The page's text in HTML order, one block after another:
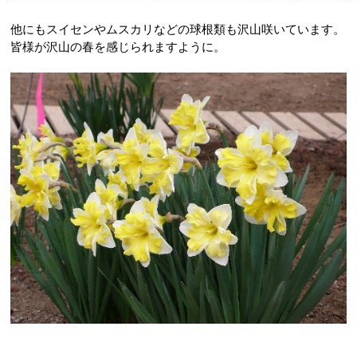
他にもスイセンやムスカリなどの球根類も沢山咲いています。
皆様が沢山の春を感じられますように。